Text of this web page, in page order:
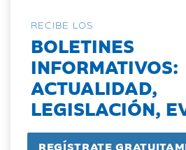
RECIBE LOS
BOLETINES
INFORMATIVOS:
ACTUALIDAD,
LEGISLACIÓN,